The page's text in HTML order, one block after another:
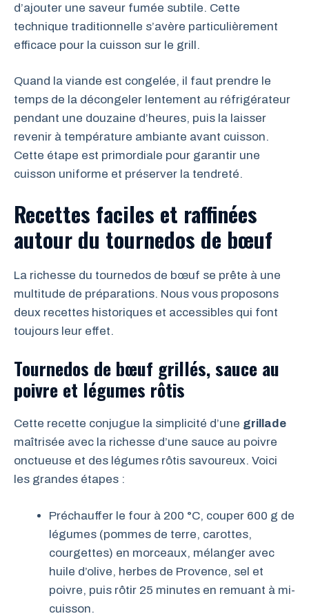
d’ajouter une saveur fumée subtile. Cette
technique traditionnelle s’avère particulièrement
efficace pour la cuisson sur le grill.
Quand la viande est congelée, il faut prendre le
temps de la décongeler lentement au réfrigérateur
pendant une douzaine d’heures, puis la laisser
revenir à température ambiante avant cuisson.
Cette étape est primordiale pour garantir une
cuisson uniforme et préserver la tendreté.
Recettes faciles et raffinées
autour du tournedos de bœuf
La richesse du tournedos de bœuf se prête à une
multitude de préparations. Nous vous proposons
deux recettes historiques et accessibles qui font
toujours leur effet.
Tournedos de bœuf grillés, sauce au
poivre et légumes rôtis
Cette recette conjugue la simplicité d’une grillade
maîtrisée avec la richesse d’une sauce au poivre
onctueuse et des légumes rôtis savoureux. Voici
les grandes étapes :
Préchauffer le four à 200 °C, couper 600 g de
légumes (pommes de terre, carottes,
courgettes) en morceaux, mélanger avec
huile d’olive, herbes de Provence, sel et
poivre, puis rôtir 25 minutes en remuant à mi-
cuisson.